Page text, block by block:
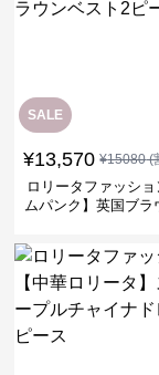
SALE
¥13,570 ¥15080(
ロリータファッシ
ムパンク】英国ブラ